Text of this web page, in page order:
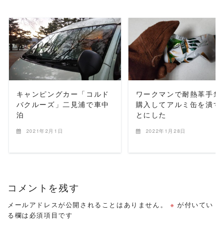
READ MORE
キャンピングカー「コルド
バクルーズ」二見浦で車中
泊
2021年2月1日
READ MORE
ワークマンで耐熱革手袋
購入してアルミ缶を潰す
とにした
2022年1月28日
コメントを残す
メールアドレスが公開されることはありません。 ※ が付いてい
る欄は必須項目です